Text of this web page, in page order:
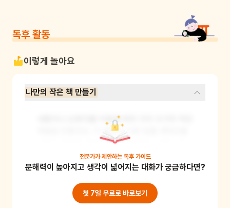
독후 활동
이렇게 놀아요
나만의 작은 책 만들기
색종이나 도화지를 이용해 여러 가지 크기의 작은
책들을 만들어요. 각 책마다 다른 동물 캐릭터를
그리고 간단한 이야기를 적어보세요. 그리고 이
책들을 크기 순서대로 겹쳐 붙여 '책 속의 책'을 완
성해요. 이 활동을 통해 어린이들은 창의력을 기
르고 자신만의 이야기를 만드는 즐거움을 느낄 수
전문가가 제안하는 독후 가이드
문해력이 높아지고 생각이 넓어지는 대화가 궁금하다면?
첫 7일 무료로 바로보기